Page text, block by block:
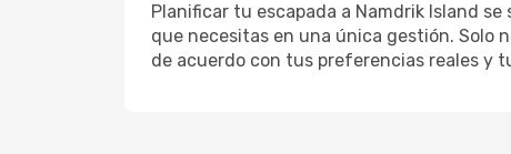
Planificar tu escapada a Namdrik Island
que necesitas en una única gestión. Solo
de acuerdo con tus preferencias reales y